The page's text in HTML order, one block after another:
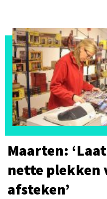
Maarten:
nette
afsteken’